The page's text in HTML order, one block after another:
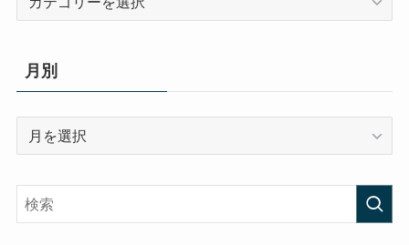
リ
ー
月別